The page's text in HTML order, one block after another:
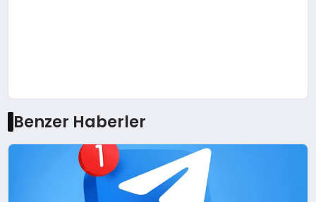
Benzer Haberler